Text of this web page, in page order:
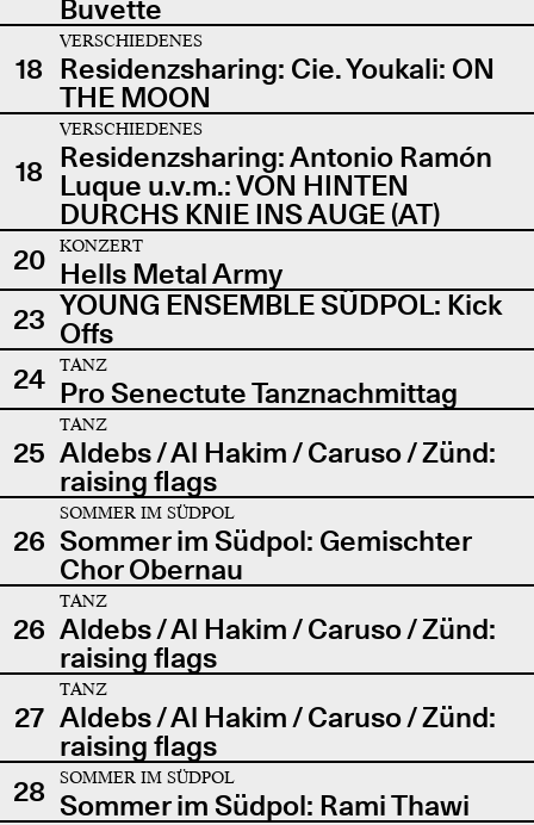
Buvette
18
VERSCHIEDENES
Residenzsharing: Cie. Youkali: ON
THE MOON
18
VERSCHIEDENES
Residenzsharing: Antonio Ramón
Luque u.v.m.: VON HINTEN
DURCHS KNIE INS AUGE (AT)
20
KONZERT
Hells Metal Army
23 YOUNG ENSEMBLE SÜDPOL: Kick
Offs
24
TANZ
Pro Senectute Tanznachmittag
25
TANZ
Aldebs / Al Hakim / Caruso / Zünd:
raising flags
26
SOMMER IM SÜDPOL
Sommer im Südpol: Gemischter
Chor Obernau
26
TANZ
Aldebs / Al Hakim / Caruso / Zünd:
raising flags
27
TANZ
Aldebs / Al Hakim / Caruso / Zünd:
raising flags
28
SOMMER IM SÜDPOL
Sommer im Südpol: Rami Thawi